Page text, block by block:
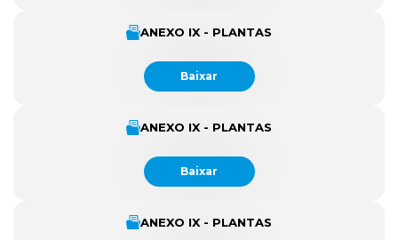
ANEXO IX - PLANTAS
Baixar
ANEXO IX - PLANTAS
Baixar
ANEXO IX - PLANTAS